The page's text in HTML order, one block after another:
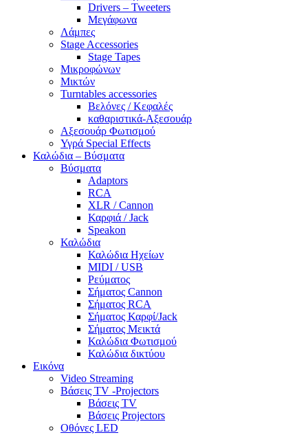
Drivers – Tweeters
Μεγάφωνα
Λάμπες
Stage Accessories
Stage Tapes
Μικροφώνων
Μικτών
Turntables accessories
Βελόνες / Κεφαλές
καθαριστικά-Αξεσουάρ
Αξεσουάρ Φωτισμού
Υγρά Special Effects
Καλώδια – Βύσματα
Βύσματα
Adaptors
RCA
XLR / Cannon
Καρφιά / Jack
Speakon
Καλώδια
Καλώδια Ηχείων
MIDI / USB
Ρεύματος
Σήματος Cannon
Σήματος RCA
Σήματος Καρφί/Jack
Σήματος Μεικτά
Καλώδια Φωτισμού
Καλώδια δικτύου
Εικόνα
Video Streaming
Βάσεις TV -Projectors
Βάσεις TV
Βάσεις Projectors
Οθόνες LED